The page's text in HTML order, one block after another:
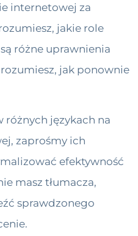
internetowej za
jakie role
różne uprawnienia
jak ponownie
różnych językach na
zaprośmy ich
efektywność
masz tłumacza,
sprawdzonego